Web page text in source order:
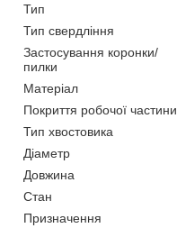
Тип
Тип свердління
Застосування коронки/
пилки
Матеріал
Покриття робочої частини
Тип хвостовика
Діаметр
Довжина
Стан
Призначення